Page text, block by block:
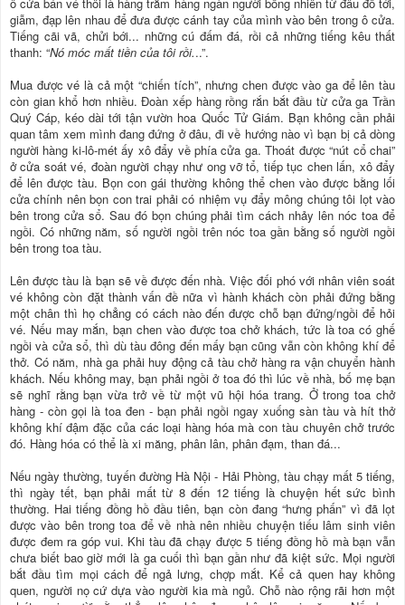
giẫm, đạp lên nhau để đưa được cánh tay của mình vào bên trong ô cửa.
Tiếng cãi vã, chửi bới... những cú đấm đá, rồi cả những tiếng kêu thất
thanh: “Nó móc mất tiền của tôi rồi...”.
Mua được vé là cả một “chiến tích”, nhưng chen được vào ga để lên tàu
còn gian khổ hơn nhiều. Đoàn xếp hàng rồng rắn bắt đầu từ cửa ga Trần
Quý Cáp, kéo dài tới tận vườn hoa Quốc Tử Giám. Bạn không cần phải
quan tâm xem mình đang đứng ở đâu, đi về hướng nào vì bạn bị cả dòng
người hàng ki-lô-mét ấy xô đẩy về phía cửa ga. Thoát được “nút cổ chai”
ở cửa soát vé, đoàn người chạy như ong vỡ tổ, tiếp tục chen lấn, xô đẩy
để lên được tàu. Bọn con gái thường không thể chen vào được bằng lối
cửa chính nên bọn con trai phải có nhiệm vụ đẩy mông chúng tôi lọt vào
bên trong cửa sổ. Sau đó bọn chúng phải tìm cách nhảy lên nóc toa để
ngồi. Có những năm, số người ngồi trên nóc toa gần bằng số người ngồi
bên trong toa tàu.
Lên được tàu là bạn sẽ về được đến nhà. Việc đối phó với nhân viên soát
vé không còn đặt thành vấn đề nữa vì hành khách còn phải đứng bằng
một chân thì họ chẳng có cách nào đến được chỗ bạn đứng/ngồi để hỏi
vé. Nếu may mắn, bạn chen vào được toa chở khách, tức là toa có ghế
ngồi và cửa sổ, thì dù tàu đông đến mấy bạn cũng vẫn còn không khí để
thở. Có năm, nhà ga phải huy động cả tàu chở hàng ra vận chuyển hành
khách. Nếu không may, bạn phải ngồi ở toa đó thì lúc về nhà, bố mẹ bạn
sẽ nghĩ rằng bạn vừa trở về từ một vũ hội hóa trang. Ở trong toa chở
hàng - còn gọi là toa đen - bạn phải ngồi ngay xuống sàn tàu và hít thở
không khí đậm đặc của các loại hàng hóa mà con tàu chuyên chở trước
đó. Hàng hóa có thể là xi măng, phân lân, phân đạm, than đá...
Nếu ngày thường, tuyến đường Hà Nội - Hải Phòng, tàu chạy mất 5 tiếng,
thì ngày tết, bạn phải mất từ 8 đến 12 tiếng là chuyện hết sức bình
thường. Hai tiếng đồng hồ đầu tiên, bạn còn đang “hưng phấn” vì đã lọt
được vào bên trong toa để về nhà nên nhiều chuyện tiếu lâm sinh viên
được đem ra góp vui. Khi tàu đã chạy được 5 tiếng đồng hồ mà bạn vẫn
chưa biết bao giờ mới là ga cuối thì bạn gần như đã kiệt sức. Mọi người
bắt đầu tìm mọi cách để ngả lưng, chợp mắt. Kể cả quen hay không
quen, người nọ cứ dựa vào người kia mà ngủ. Chỗ nào rộng rãi hơn một